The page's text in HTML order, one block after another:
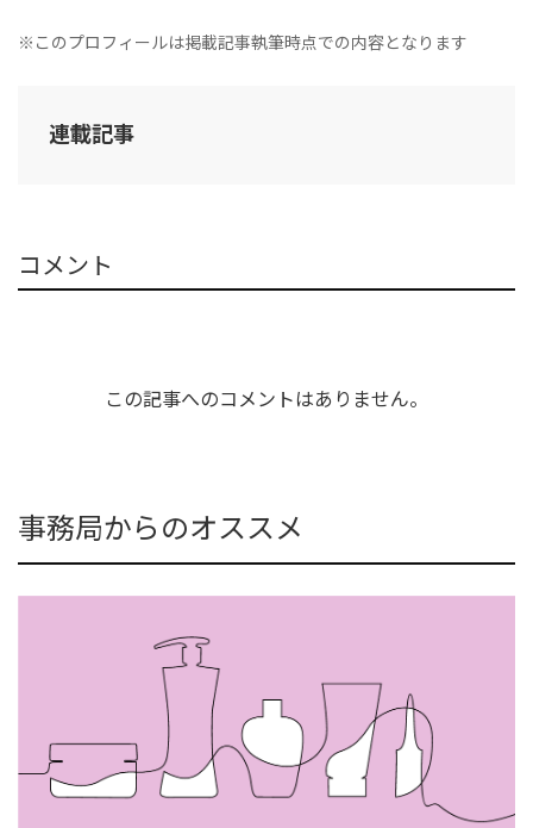
※このプロフィールは掲載記事執筆時点での内容となります
連載記事
コメント
この記事へのコメントはありません。
事務局からのオススメ